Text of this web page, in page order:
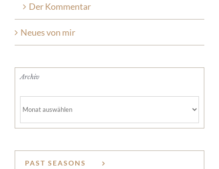
Der Kommentar
Neues von mir
Archiv
PAST SEASONS